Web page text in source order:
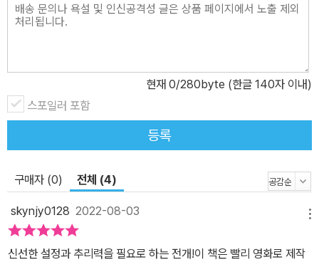
족하다. ‘휴먼’이라는 말이 ‘인간’이라는 뜻임에도 불구하고 말이다.”
이 책의 진가는 단순히 장르적 재미에만 있지 않다. 작가 톨로넨의 이
요한 자세와 태도가 진하게 배어 있다. 낯선 생명체와의 조우, 그를 지
키기 위해 좌충우돌하는 아이들의 모험을 통해 우정과 용기, 타인에
대한 환대를 배운다는 점에서, 이 책은 단지 신나는 이야기가 아니라
아이들의 성장을 보여주는 뛰어난 작품이다. 이는 낯선 외계인과 아
이들의 우정과 모험을 그린, 스티븐 스필버그 감독의 명작 'E. T'의 주
제 의식과도 맞닿아 있으며, 《몬스터 내니》는 오래된 명작의 감동을
그대로 선사한다. 이 책을 다 읽고 나면 아이의 마음도 훌쩍 자라 있을
것이다. “핼리는 추위 때문이 아니라 두려운 마음을 달래기 위해 이불
을 둘렀다. 이불을 둘러쓰면 늘 마음이 진정되곤 했으니까. “대체 어
디 있다 온 거야?” 핼리가 눈물을 글썽인다. 코비와 미미가 곁에 쪼그
현재 0/280byte (한글 140자 이내)
스포일러 포함
등록
구매자 (0) 전체 (4)
skynjy0128 2022-08-03
신선한 설정과 추리력을 필요로 하는 전개!이 책은 빨리 영화로 제작